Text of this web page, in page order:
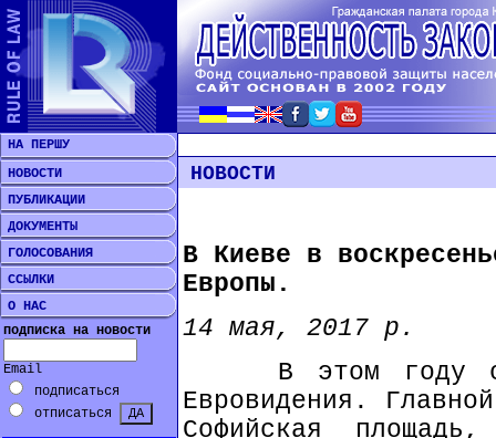
НА ПЕРШУ
НОВОСТИ
ПУБЛИКАЦИИ
ДОКУМЕНТЫ
ГОЛОСОВАНИЯ
ССЫЛКИ
О НАС
подписка на новости
Email
подписаться
отписаться
НОВОСТИ
В Киеве в
Европы.
14 мая, 2017 р.
В этом году он
Евровидения.
Софийская